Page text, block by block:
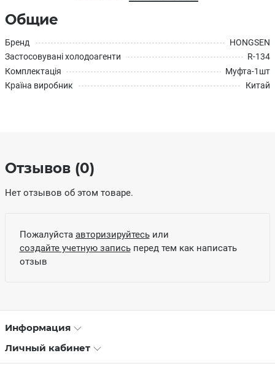
Общие
Бренд
HONGSEN
Застосовувані холодоагенти
R-134
Комплектація
Муфта-1шт
Країна виробник
Китай
Отзывов (0)
Нет отзывов об этом товаре.
Пожалуйста авторизируйтесьили
создайте учетную записьперед тем как написать
отзыв
Информация
Личный кабинет